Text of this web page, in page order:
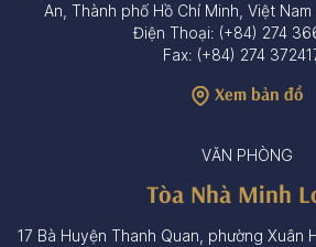
An, Thành phố Hồ Chí Minh, Việt
Điện Thoại: (+84) 274
Fax: (+84) 274
Xem bản đồ
VĂN PHÒNG
Tòa Nhà Minh
17 Bà Huyện Thanh Quan, phường Xuân